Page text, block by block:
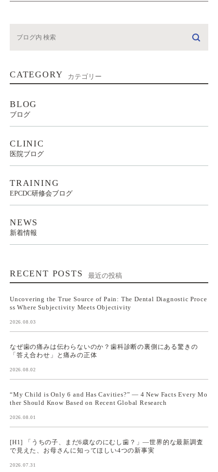
CATEGORY カテゴリー
BLOG
ブログ
CLINIC
医院ブログ
TRAINING
EPCDC研修会ブログ
NEWS
新着情報
RECENT POSTS 最近の投稿
Uncovering the True Source of Pain: The Dental Diagnostic Proce
ss Where Subjectivity Meets Objectivity
2026.08.03
なぜ歯の痛みは伝わらないのか？歯科診断の裏側にある驚きの
「答え合わせ」と痛みの正体
2026.08.02
“My Child is Only 6 and Has Cavities?” — 4 New Facts Every Mo
ther Should Know Based on Recent Global Research
2026.08.01
[H1] 「うちの子、まだ6歳なのにむし歯？」—世界的な最新調査
で見えた、お母さんに知ってほしい4つの新事実
2026.07.31